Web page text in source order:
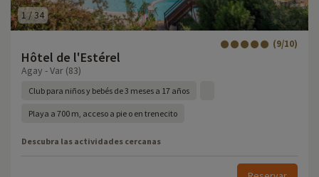
1 /34
Hôtel de l'Estérel
(9/10)
Agay - Var (83)
Club para niños y bebés de 3 meses a 17 años
Playa a 700 m, acceso a pie o en trenecito
Descubra las actividades cercanas